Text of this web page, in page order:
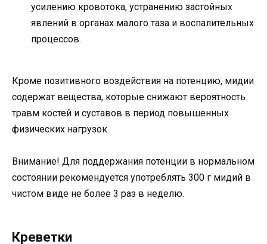
усилению кровотока, устранению застойных
явлений в органах малого таза и воспалительных
процессов.
Кроме позитивного воздействия на потенцию, мидии
содержат вещества, которые снижают вероятность
травм костей и суставов в период повышенных
физических нагрузок.
Внимание! Для поддержания потенции в нормальном
состоянии рекомендуется употреблять 300 г мидий в
чистом виде не более 3 раз в неделю.
Креветки